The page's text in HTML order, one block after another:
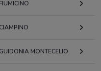
FIUMICINO
CIAMPINO
GUIDONIA MONTECELIO